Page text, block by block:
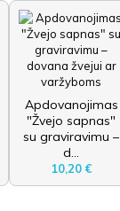
Apdovanojimas
"Žvejo sapnas"
su graviravimu –
d...
10,20 €